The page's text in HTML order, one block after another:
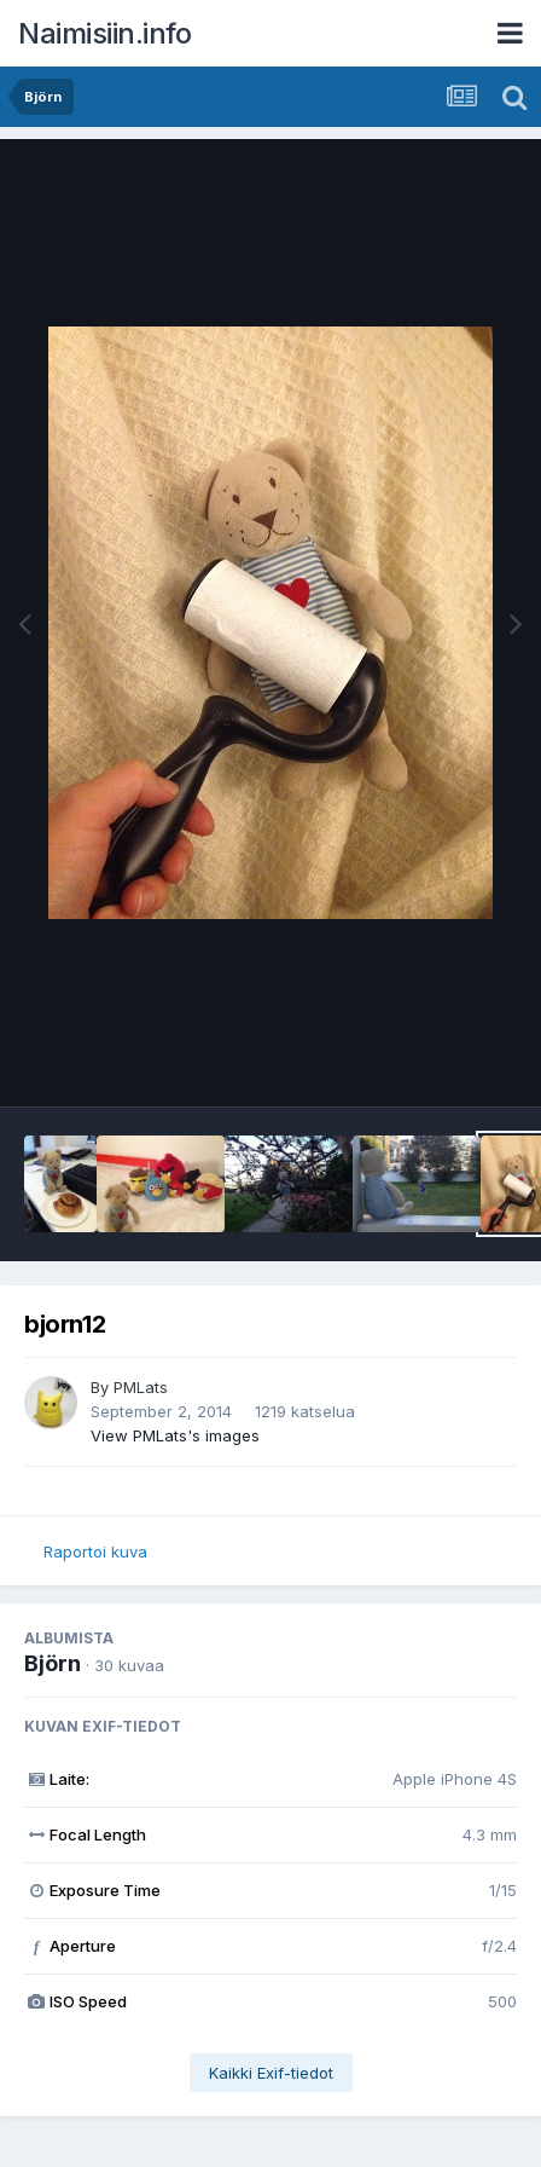
Naimisiin.info
Björn
bjorn12
By PMLats
September 2, 2014
1219 katselua
View PMLats's images
Raportoi kuva
ALBUMISTA
Björn · 30 kuvaa
KUVAN EXIF-TIEDOT
Laite: Apple iPhone 4S
Focal Length 4.3 mm
Exposure Time 1/15
f Aperture f/2.4
ISO Speed 500
Kaikki Exif-tiedot